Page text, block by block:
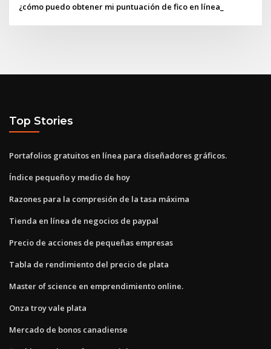
¿cómo puedo obtener mi puntuación de fico en línea_
Top Stories
Portafolios gratuitos en línea para diseñadores gráficos.
Índice pequeño y medio de hoy
Razones para la compresión de la tasa máxima
Tienda en línea de negocios de paypal
Precio de acciones de pequeñas empresas
Tabla de rendimiento del precio de plata
Master of science en emprendimiento online.
Onza troy vale plata
Mercado de bonos canadiense